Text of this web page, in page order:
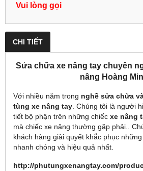
Vui lòng gọi
CHI TIẾT
Sửa chữa xe nâng tay chuyên
nâng Hoàng
Với nhiều năm trong nghề sửa chữa
tùng xe nâng tay. Chúng tôi là người
tiết bộ phận trên những chiếc xe nâng
mà chiếc xe nâng thường gặp phải..
khách hàng giải quyết khắc phục
nhanh chóng và hiệu quả nhất.
http://phutungxenangtay.com/